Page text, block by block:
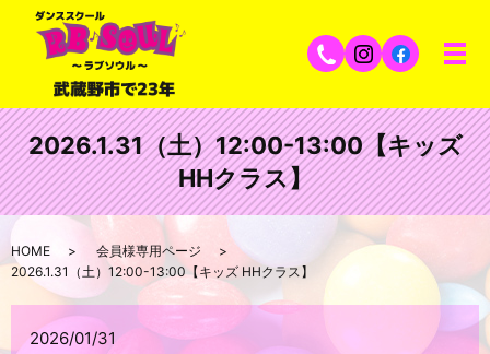
2026.1.31（土）12:00-13:00【キッズ
HHクラス】
HOME
会員様専用ページ
2026.1.31（土）12:00-13:00【キッズ HHクラス】
2026/01/31